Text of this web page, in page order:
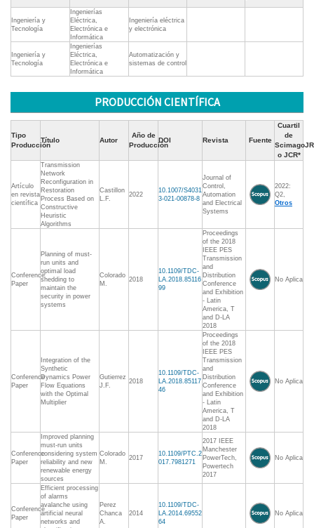
Ingeniería y
Tecnología
Ingenierías
Eléctrica,
Electrónica e
Informática
Ingeniería eléctrica
y electrónica
Ingeniería y
Tecnología
Ingenierías
Eléctrica,
Electrónica e
Informática
Automatización y
sistemas de control
PRODUCCIÓN CIENTÍFICA
Tipo
Producción
Título Autor
Año de
Producción
DOI Revista Fuente
Cuartil
de
ScimagoJR
o JCR*
Artículo
en revista
científica
Transmission
Network
Reconfiguration in
Restoration
Process Based on
Constructive
Heuristic
Algorithms
Castillon
L.F.
2022
10.1007/S4031
3-021-00878-8
Journal of
Control,
Automation
and Electrical
Systems
2022:
Q2,
Otros
Conference
Paper
Planning of must-
run units and
optimal load
shedding to
maintain the
security in power
systems
Colorado
M.
2018
10.1109/TDC-
LA.2018.85116
99
Proceedings
of the 2018
IEEE PES
Transmission
and
Distribution
Conference
and Exhibition
- Latin
America, T
and D-LA
2018
No Aplica
Conference
Paper
Integration of the
Synthetic
Dynamics Power
Flow Equations
with the Optimal
Multiplier
Gutierrez
J.F.
2018
10.1109/TDC-
LA.2018.85117
46
Proceedings
of the 2018
IEEE PES
Transmission
and
Distribution
Conference
and Exhibition
- Latin
America, T
and D-LA
2018
No Aplica
Conference
Paper
Improved planning
must-run units
considering system
reliability and new
renewable energy
sources
Colorado
M.
2017
10.1109/PTC.2
017.7981271
2017 IEEE
Manchester
PowerTech,
Powertech
2017
No Aplica
Conference
Paper
Efficient processing
of alarms
avalanche using
artificial neural
networks and
Perez
Chanca
A.
2014
10.1109/TDC-
LA.2014.69552
64
No Aplica